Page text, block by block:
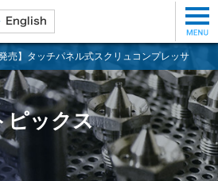
発売】タッチパネル式スクリュコンプレッサ
ピックス